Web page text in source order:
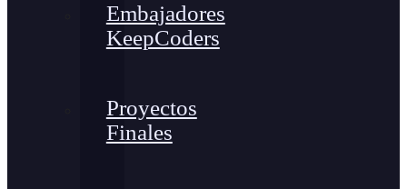
Embajadores
KeepCoders
Proyectos
Finales